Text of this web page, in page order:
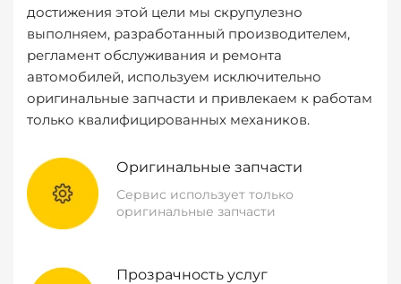
достижения этой цели мы скрупулезно
выполняем, разработанный производителем,
регламент обслуживания и ремонта
автомобилей, используем исключительно
оригинальные запчасти и привлекаем к работам
только квалифицированных механиков.
Оригинальные запчасти
Сервис использует только
оригинальные запчасти
Прозрачность услуг